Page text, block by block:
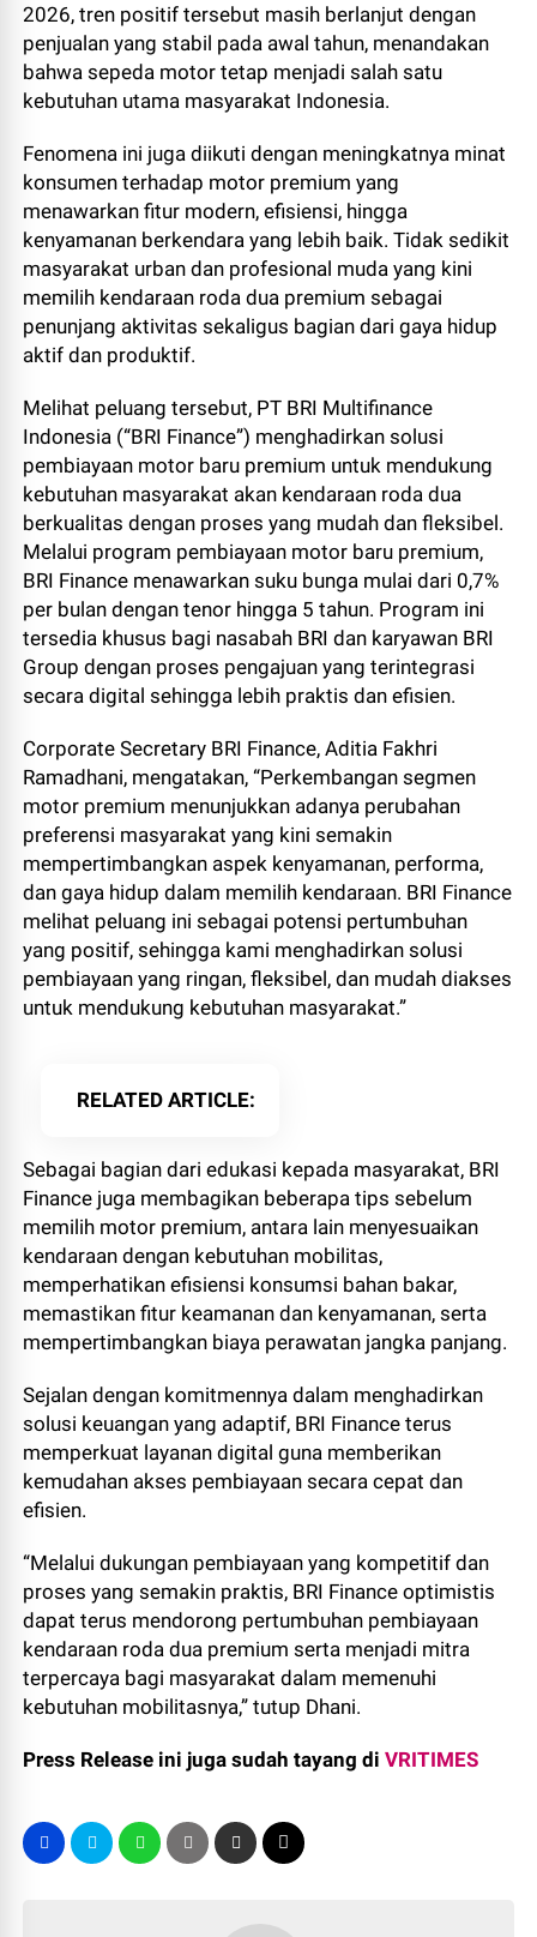
2026, tren positif tersebut masih berlanjut dengan
penjualan yang stabil pada awal tahun, menandakan
bahwa sepeda motor tetap menjadi salah satu
kebutuhan utama masyarakat Indonesia.
Fenomena ini juga diikuti dengan meningkatnya minat
konsumen terhadap motor premium yang
menawarkan fitur modern, efisiensi, hingga
kenyamanan berkendara yang lebih baik. Tidak sedikit
masyarakat urban dan profesional muda yang kini
memilih kendaraan roda dua premium sebagai
penunjang aktivitas sekaligus bagian dari gaya hidup
aktif dan produktif.
Melihat peluang tersebut, PT BRI Multifinance
Indonesia (“BRI Finance”) menghadirkan solusi
pembiayaan motor baru premium untuk mendukung
kebutuhan masyarakat akan kendaraan roda dua
berkualitas dengan proses yang mudah dan fleksibel.
Melalui program pembiayaan motor baru premium,
BRI Finance menawarkan suku bunga mulai dari 0,7%
per bulan dengan tenor hingga 5 tahun. Program ini
tersedia khusus bagi nasabah BRI dan karyawan BRI
Group dengan proses pengajuan yang terintegrasi
secara digital sehingga lebih praktis dan efisien.
Corporate Secretary BRI Finance, Aditia Fakhri
Ramadhani, mengatakan, “Perkembangan segmen
motor premium menunjukkan adanya perubahan
preferensi masyarakat yang kini semakin
mempertimbangkan aspek kenyamanan, performa,
dan gaya hidup dalam memilih kendaraan. BRI Finance
melihat peluang ini sebagai potensi pertumbuhan
yang positif, sehingga kami menghadirkan solusi
pembiayaan yang ringan, fleksibel, dan mudah diakses
untuk mendukung kebutuhan masyarakat.”
RELATED ARTICLE
Sebagai bagian dari edukasi kepada masyarakat, BRI
Finance juga membagikan beberapa tips sebelum
memilih motor premium, antara lain menyesuaikan
kendaraan dengan kebutuhan mobilitas,
memperhatikan efisiensi konsumsi bahan bakar,
memastikan fitur keamanan dan kenyamanan, serta
mempertimbangkan biaya perawatan jangka panjang.
Sejalan dengan komitmennya dalam menghadirkan
solusi keuangan yang adaptif, BRI Finance terus
memperkuat layanan digital guna memberikan
kemudahan akses pembiayaan secara cepat dan
efisien.
“Melalui dukungan pembiayaan yang kompetitif dan
proses yang semakin praktis, BRI Finance optimistis
dapat terus mendorong pertumbuhan pembiayaan
kendaraan roda dua premium serta menjadi mitra
terpercaya bagi masyarakat dalam memenuhi
kebutuhan mobilitasnya,” tutup Dhani.
Press Release ini juga sudah tayang diVRITIMES